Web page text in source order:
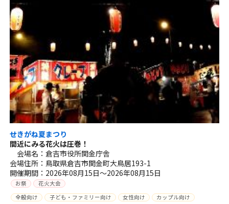
せきがね夏まつり
間近にみる花火は圧巻！
会場名：倉吉市役所関金庁舎
会場住所：鳥取県倉吉市関金町大鳥居193-1
開催期間：2026年08月15日～2026年08月15日
お祭
花火大会
全般向け
子ども・ファミリー向け 女性向け
カップル向け